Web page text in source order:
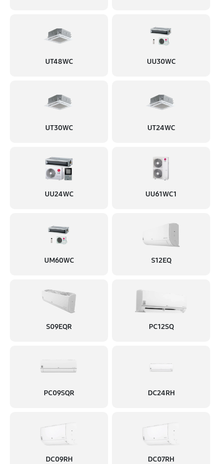
UT48WC UU30WC
UT30WC UT24WC
UU24WC UU61WC1
UM60WC S12EQ
S09EQR PC12SQ
PC09SQR DC24RH
DC09RH DC07RH